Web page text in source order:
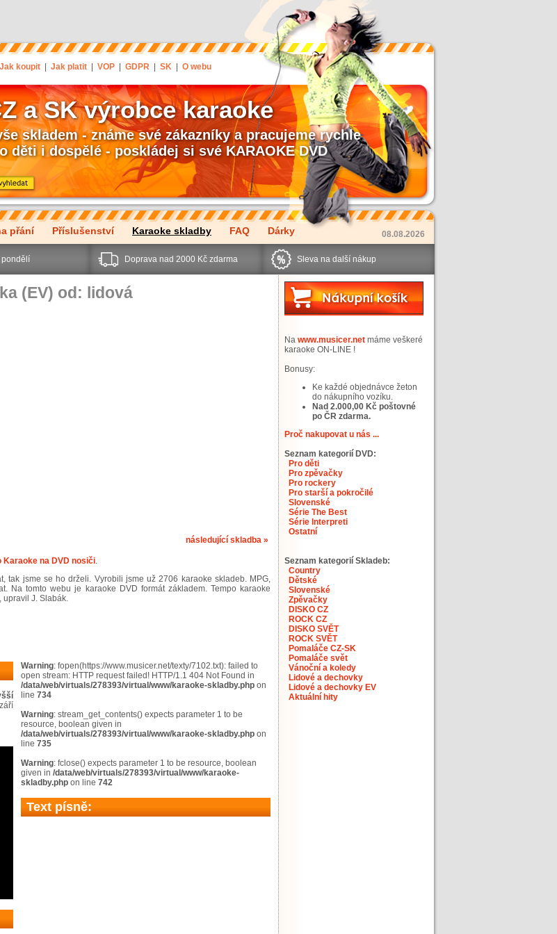
Jak koupit Jak platit VOP GDPR SK O webu
a SK výrobce karaoke
skladem - známe své zákazníky a pracujeme rychle
děti i dospělé - poskládej si své KARAOKE DVD
přání Příslušenství Karaoke skladby FAQ Dárky 08.08.2026
pondělí Doprava nad 2000 Kč zdarma Sleva na další nákup
(EV) od: lidová
následující skladba »
Karaoke na DVD nosiči.
tak jsme se ho drželi. Vyrobili jsme už 2706 karaoke skladeb. MPG,
Na tomto webu je karaoke DVD formát základem. Tempo karaoke
upravil J. Slabák.
Warning: fopen(https://www.musicer.net/texty/7102.txt): failed to
open stream: HTTP request failed! HTTP/1.1 404 Not Found in
/data/web/virtuals/278393/virtual/www/karaoke-skladby.php on
line734
Warning: stream_get_contents() expects parameter 1 to be
resource, boolean given in
/data/web/virtuals/278393/virtual/www/karaoke-skladby.php on
line735
Warning: fclose() expects parameter 1 to be resource, boolean
given in/data/web/virtuals/278393/virtual/www/karaoke-
skladby.php on line742
Text písně:
Na www.musicer.net máme veškeré
karaoke ON-LINE !
Bonusy:
Ke každé objednávce žeton
do nákupního vozíku.
Nad 2.000,00 Kč poštovné
po ČR zdarma.
Proč nakupovat u nás ...
Seznam kategorií DVD:
Pro děti
Pro zpěvačky
Pro rockery
Pro starší a pokročilé
Slovenské
Série The Best
Série Interpreti
Ostatní
Seznam kategorií Skladeb:
Country
Dětské
Slovenské
Zpěvačky
DISKO CZ
ROCK CZ
DISKO SVĚT
ROCK SVĚT
Pomaláče CZ-SK
Pomaláče svět
Vánoční a koledy
Lidové a dechovky
Lidové a dechovky EV
Aktuální hity